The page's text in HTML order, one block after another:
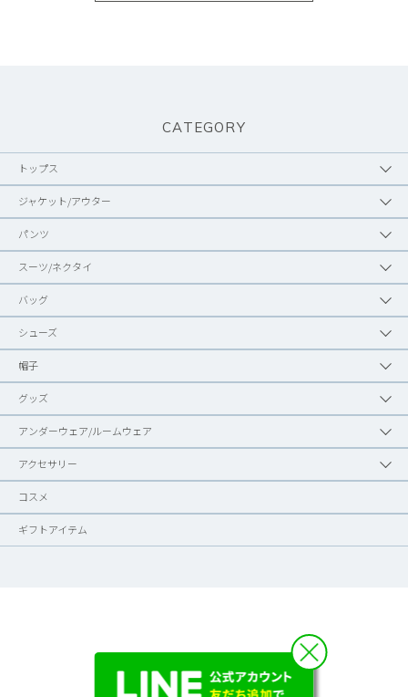
CATEGORY
トップス
ジャケット/アウター
パンツ
スーツ/ネクタイ
バッグ
シューズ
帽子
グッズ
アンダーウェア/ルームウェア
アクセサリー
コスメ
ギフトアイテム